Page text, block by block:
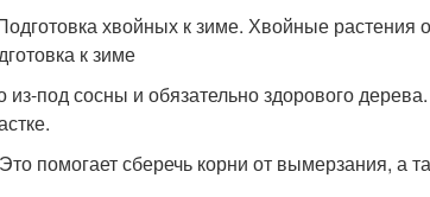
под сосны и обязательно здорового
помогает сберечь корни от вымерзания, а